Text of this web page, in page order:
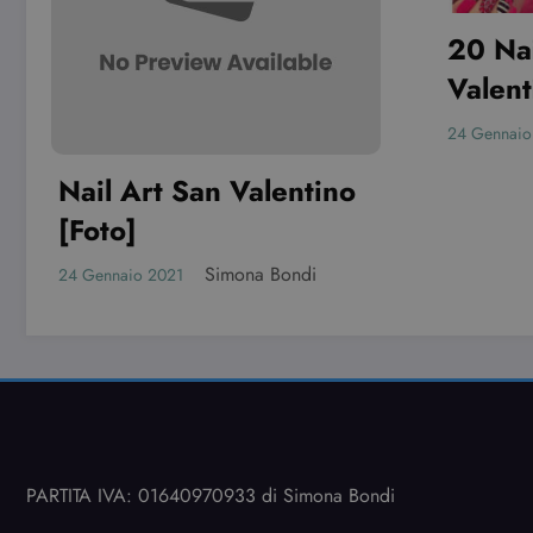
20 Nail art per San
7